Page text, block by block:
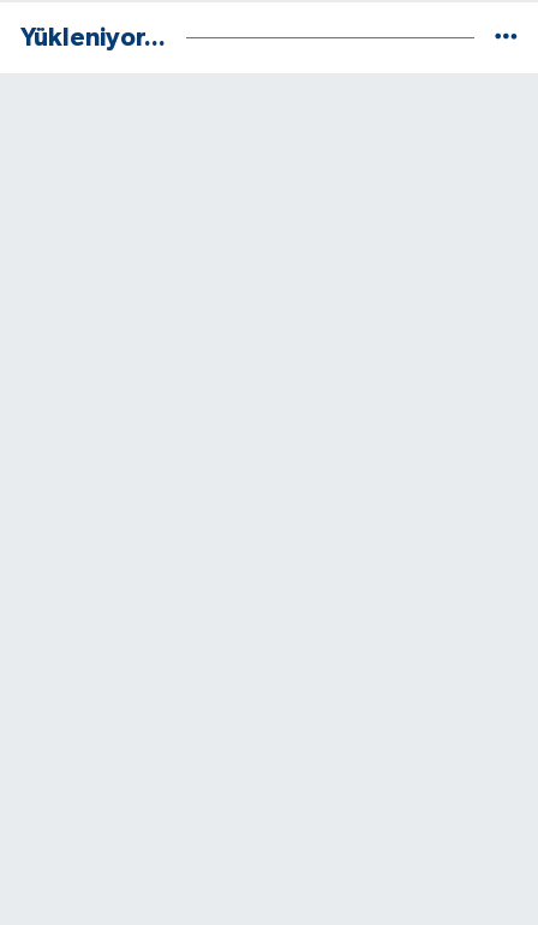
Yükleniyor...